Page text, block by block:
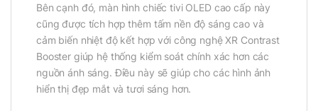
Bên cạnh đó, màn hình chiếc tivi OLED cao cấp này
cũng được tích hợp thêm tấm nền độ sáng cao và
cảm biến nhiệt độ kết hợp với công nghệ XR Contrast
Booster giúp hệ thống kiểm soát chính xác hơn các
nguồn ánh sáng. Điều này sẽ giúp cho các hình ảnh
hiển thị đẹp mắt và tươi sáng hơn.